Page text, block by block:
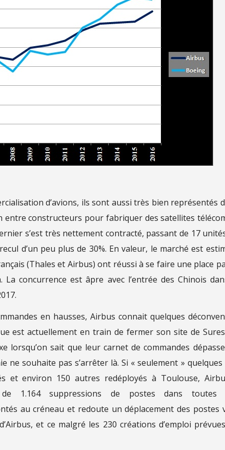
d’avions, ils sont aussi très bien représentés
entre constructeurs pour fabriquer des satellites
s’est très nettement contracté, passant de 17
d’un peu plus de 30%. En valeur, le marché est
(Thales et Airbus) ont réussi à se faire une place
concurrence est âpre avec l’entrée des Chinois
en hausses, Airbus connait quelques
est actuellement en train de fermer son site de
lorsqu’on sait que leur carnet de commandes
ne souhaite pas s’arrêter là. Si « seulement » quelques
et environ 150 autres redéployés à Toulouse,
1.164 suppressions de postes dans toutes
au créneau et redoute un déplacement des postes
et ce malgré les 230 créations d’emploi